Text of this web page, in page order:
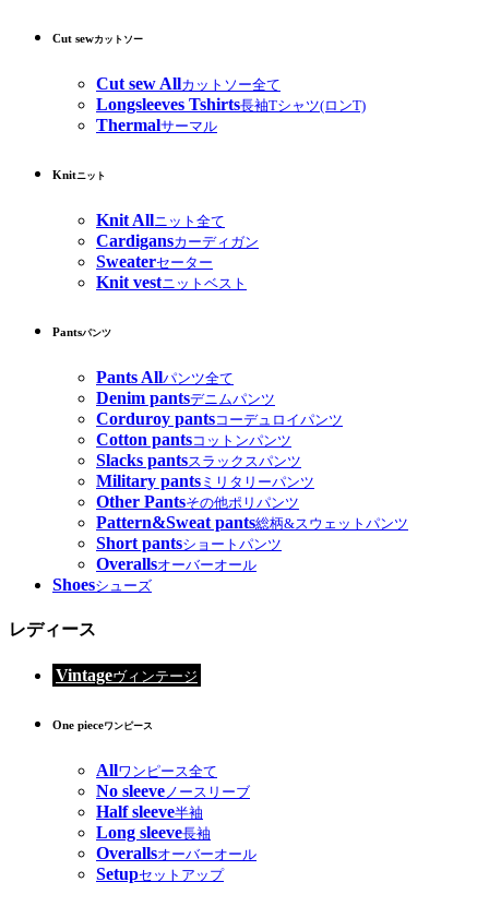
Cut sewカットソー
Cut sew Allカットソー全て
Longsleeves Tshirts長袖Tシャツ(ロンT)
Thermalサーマル
Knitニット
Knit Allニット全て
Cardigansカーディガン
Sweaterセーター
Knit vestニットベスト
Pantsパンツ
Pants Allパンツ全て
Denim pantsデニムパンツ
Corduroy pantsコーデュロイパンツ
Cotton pantsコットンパンツ
Slacks pantsスラックスパンツ
Military pants ミリタリーパンツ
Other Pantsその他ポリパンツ
Pattern&Sweat pants総柄&スウェットパンツ
Short pantsショートパンツ
Overallsオーバーオール
Shoesシューズ
レディース
Vintageヴィンテージ
One pieceワンピース
Allワンピース全て
No sleeve ノースリーブ
Half sleeve半袖
Long sleeve長袖
Overallsオーバーオール
Setupセットアップ